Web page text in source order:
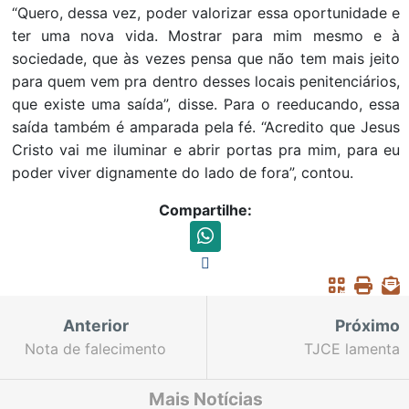
“Quero, dessa vez, poder valorizar essa oportunidade e
ter uma nova vida. Mostrar para mim mesmo e à
sociedade, que às vezes pensa que não tem mais jeito
para quem vem pra dentro desses locais penitenciários,
que existe uma saída”, disse. Para o reeducando, essa
saída também é amparada pela fé. “Acredito que Jesus
Cristo vai me iluminar e abrir portas pra mim, para eu
poder viver dignamente do lado de fora”, contou.
Compartilhe:
Anterior
Nota de falecimento
Próximo
TJCE lamenta
Mais Notícias